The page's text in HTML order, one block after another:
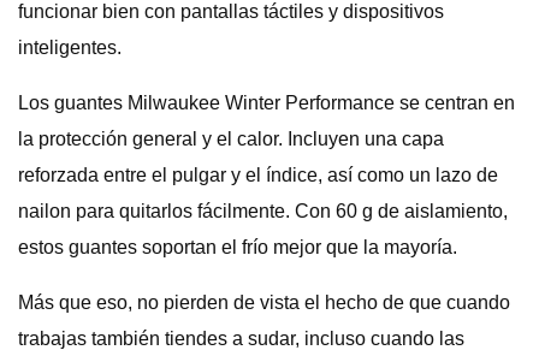
funcionar bien con pantallas táctiles y dispositivos
inteligentes.
Los guantes Milwaukee Winter Performance se centran en
la protección general y el calor. Incluyen una capa
reforzada entre el pulgar y el índice, así como un lazo de
nailon para quitarlos fácilmente. Con 60 g de aislamiento,
estos guantes soportan el frío mejor que la mayoría.
Más que eso, no pierden de vista el hecho de que cuando
trabajas también tiendes a sudar, incluso cuando las